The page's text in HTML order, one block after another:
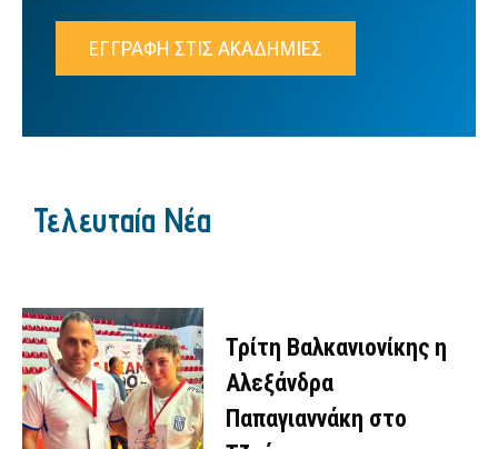
ΕΓΓΡΑΦΗ ΣΤΙΣ ΑΚΑΔΗΜΙΕΣ
Τελευταία Νέα
Τρίτη Βαλκανιονίκης η
Αλεξάνδρα
Παπαγιαννάκη στο